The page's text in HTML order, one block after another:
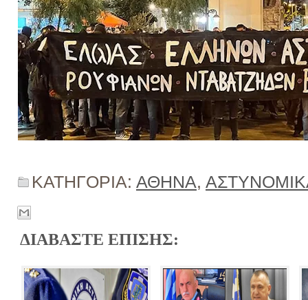
ΚΑΤΗΓΟΡΙΑ: ΑΘΗΝΑ,
ΔΙΑΒΑΣΤΕ ΕΠΙΣΗΣ: